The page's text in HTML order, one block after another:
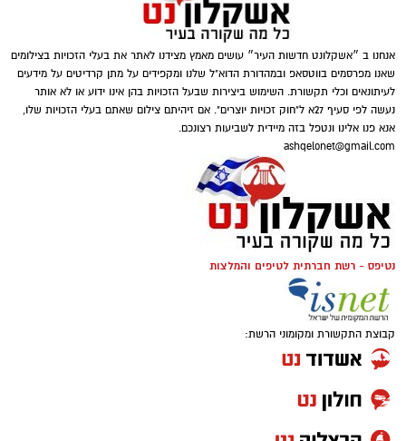
אנחנו ב ״אשקלונט חדשות העיר״ עושים מאמץ מצידנו לאתר את בעלי הזכויות בצילומים
שאנו מפרסמים בווטסאפ ובמהדורת הדוא"ל שלנו ומקפידים על מתן קרדיטים על מידעים
לעיתונאים וכלי תקשורת. השימוש ביצירות שבעל הזכויות בהן אינו ידוע או לא אותר
נעשה לפי סעיף 27א ל"חוק זכויות יוצרים". אם זיהיתם צילום שאתם בעלי הזכויות שלו,
אנא פנו אלינו ונטפל בזה מיידית לשביעות רצונכם.
ashqelonet@gmail.com
נטיפס - רשת חברתית לטיפים והמלצות
קבוצת התקשורת ומקומוני הרשת: